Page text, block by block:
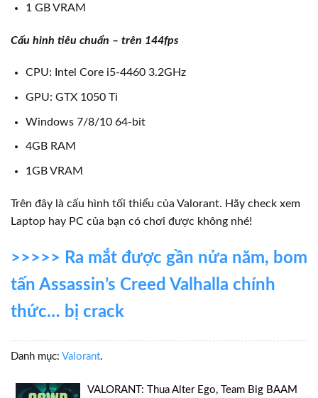
1 GB VRAM
Cấu hinh tiêu chuẩn – trên 144fps
CPU: Intel Core i5-4460 3.2GHz
GPU: GTX 1050 Ti
Windows 7/8/10 64-bit
4GB RAM
1GB VRAM
Trên đây là cấu hình tối thiểu của Valorant. Hãy check xem
Laptop hay PC của bạn có chơi được không nhé!
>>>>> Ra mắt được gần nửa năm, bom
tấn Assassin’s Creed Valhalla chính
thức… bị crack
Danh mục: Valorant.
VALORANT: Thua Alter Ego, Team Big BAAM